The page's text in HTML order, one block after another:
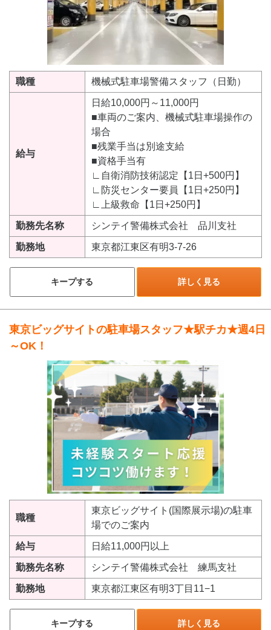
職種 機械式駐車場警備スタッフ（日勤）
給与
日給10,000円～11,000円
■車両のご案内、機械式駐車場操作の
場合
■残業手当は別途支給
■資格手当有
∟自衛消防技術認定【1日+500円】
∟防災センター要員【1日+250円】
∟上級救命【1日+250円】
勤務先名称 シンテイ警備株式会社 品川支社
勤務地 東京都江東区有明3-7-26
キープする 詳しく見る
東京ビッグサイトの駐車場スタッフ★駅チカ★週4日
～OK！
職種
東京ビッグサイト(国際展示場)の駐車
場でのご案内
給与 日給11,000円以上
勤務先名称 シンテイ警備株式会社 練馬支社
勤務地 東京都江東区有明3丁目11−1
キープする 詳しく見る